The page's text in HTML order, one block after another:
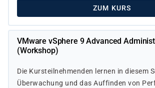
ZUM KURS
VMware vSphere 9 Advanced
(Workshop)
Die Kursteilnehmenden lernen in diesem
Überwachung und das Auffinden von